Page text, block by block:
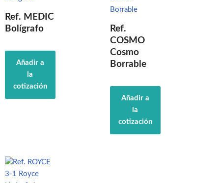
Ref. MEDIC
Bolígrafo
Añadir a
la
cotización
Ref.
COSMO
Cosmo
Borrable
Añadir a
la
cotización